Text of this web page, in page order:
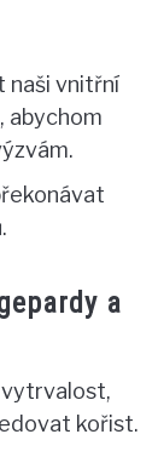
naši vnitřní
abychom
a
vytrvalost,
kořist.